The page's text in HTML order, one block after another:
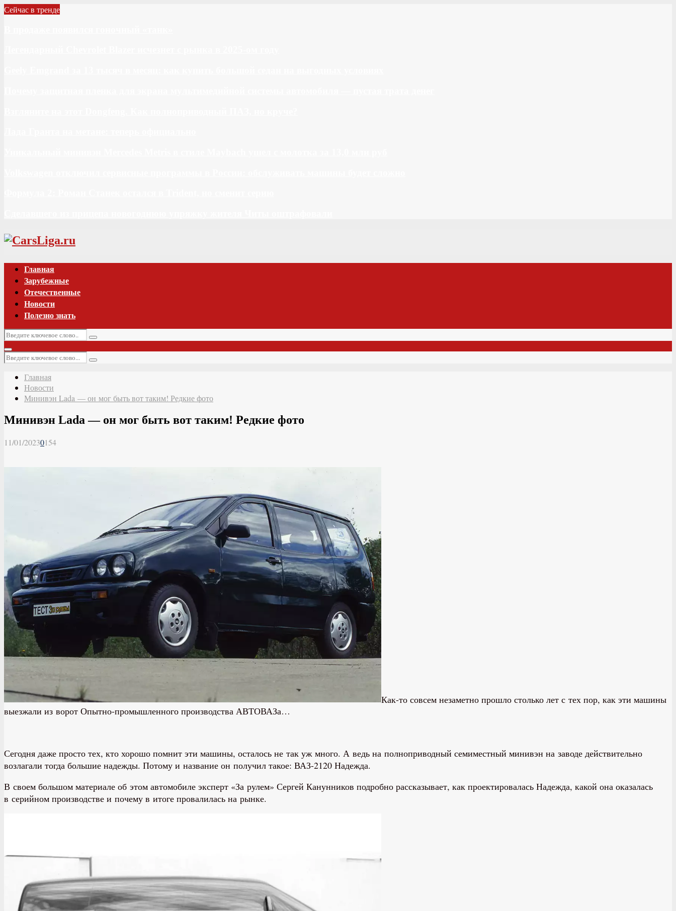
Сейчас в тренде
Vk
Главная
Зарубежные
Отечественные
Новости
Полезно знать
Искать:
Поиск
Основное
меню
Искать:
Поиск
Главная
Новости
Минивэн Lada — он мог быть вот таким! Редкие фото
Минивэн Lada — он мог быть вот таким! Редкие фото
11/01/20230154
Как-то совсем незаметно прошло столько лет с тех пор, как эти машины
выезжали из ворот Опытно-промышленного производства АВТОВАЗа…
Сегодня даже просто тех, кто хорошо помнит эти машины, осталось не так уж много. А ведь на полноприводный семиместный минивэн на заводе действительно
возлагали тогда большие надежды. Потому и название он получил такое: ВАЗ-2120 Надежда.
В своем большом материале об этом автомобиле эксперт «За рулем» Сергей Канунников подробно рассказывает, как проектировалась Надежда, какой она оказалась
в серийном производстве и почему в итоге провалилась на рынке.